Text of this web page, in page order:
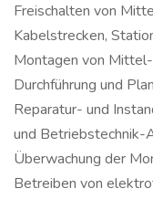
Freischalten von
Kabelstrecken,
Montagen von
Durchführung und
Reparatur- und
und Betriebstechnik-
Überwachung der
Betreiben von